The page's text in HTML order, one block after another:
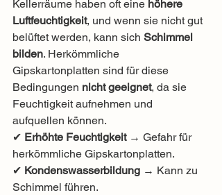
Kellerräume haben oft eine höhere
Luftfeuchtigkeit, und wenn sie nicht gut
belüftet werden, kann sich Schimmel
bilden. Herkömmliche
Gipskartonplatten sind für diese
Bedingungen nicht geeignet, da sie
Feuchtigkeit aufnehmen und
aufquellen können.
✔ Erhöhte Feuchtigkeit → Gefahr für
herkömmliche Gipskartonplatten.
✔ Kondenswasserbildung → Kann zu
Schimmel führen.